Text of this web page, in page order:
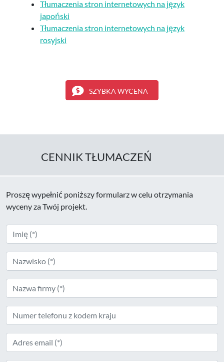
Tłumaczenia stron internetowych na język
japoński
Tłumaczenia stron internetowych na język
rosyjski
SZYBKA WYCENA
CENNIK TŁUMACZEŃ
Proszę wypełnić poniższy formularz w celu otrzymania
wyceny za Twój projekt.